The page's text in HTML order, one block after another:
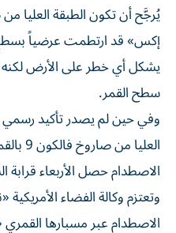
يُرجَّح أن تكون الطبقة العليا
إكس» قد ارتطمت عرضياً بسطح
يشكل أي خطر على الأرض
سطح القمر.
وفي حين لم يصدر تأكيد
الاصطدام حصل الأربعاء قرابة الساعة 6,35
وتعتزم وكالة الفضاء
الاصطدام عبر مسبارها القمري